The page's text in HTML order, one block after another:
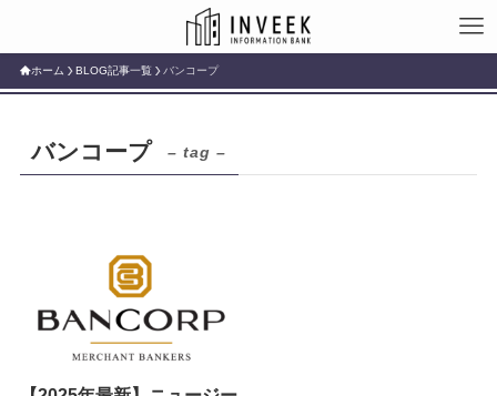
ホーム BLOG記事一覧 バンコープ
バンコープ – tag –